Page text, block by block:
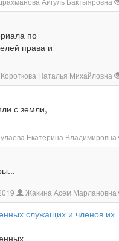
по
права и
Короткова Наталья Михайловна
с земли,
Екатерина Владимировна
Жакина Асем Марлановна
служащих и членов их